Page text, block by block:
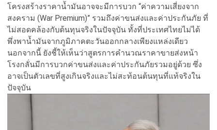
โครงสร้างราคาน้ำมันอาจจะมีการบวก “ค่าความเสี่ยงจาก
สงคราม (War Premium)” รวมถึงค่าขนส่งและค่าประกันภัย ที่
ไม่สอดคล้องกับต้นทุนจริงในปัจจุบัน ทั้งที่ประเทศไทยไม่ได้
พึ่งพาน้ำมันจากภูมิภาคตะวันออกกลางเพียงแหล่งเดียว
นอกจากนี้ ยังชี้ให้เห็นว่าสูตรการคำนวณราคาขายส่งหน้า
โรงกลั่นมีการบวกค่าขนส่งและค่าประกันภัยรวมอยู่ด้วย ซึ่ง
อาจเป็นตัวเลขที่สูงเกินจริงและไม่สะท้อนต้นทุนที่แท้จริงใน
ปัจจุบัน